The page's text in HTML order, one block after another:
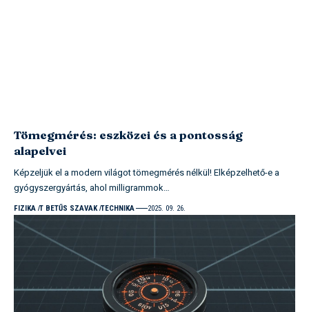
Tömegmérés: eszközei és a pontosság
alapelvei
Képzeljük el a modern világot tömegmérés nélkül! Elképzelhető-e a
gyógyszergyártás, ahol milligrammok…
FIZIKA T BETŰS SZAVAK TECHNIKA 2025. 09. 26.